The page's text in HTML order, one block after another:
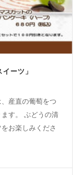
ーツ」
産直の葡萄をつ
す。 ぶどうの清
お楽しみくださ